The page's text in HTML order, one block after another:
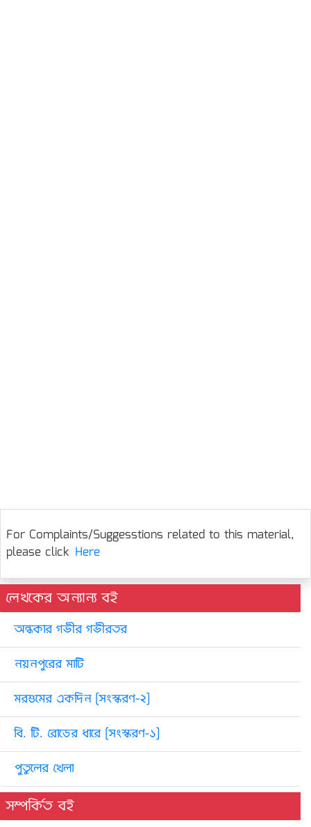
For Complaints/Suggesstions related to this material,
please click Here
লেখকের অন্যান্য বই
অন্ধকার গভীর গভীরতর
নয়নপুরের মাটি
মরশুমের একদিন [সংস্করণ-২]
বি. টি. রোডের ধারে [সংস্করণ-১]
পুতুলের খেলা
সম্পর্কিত বই